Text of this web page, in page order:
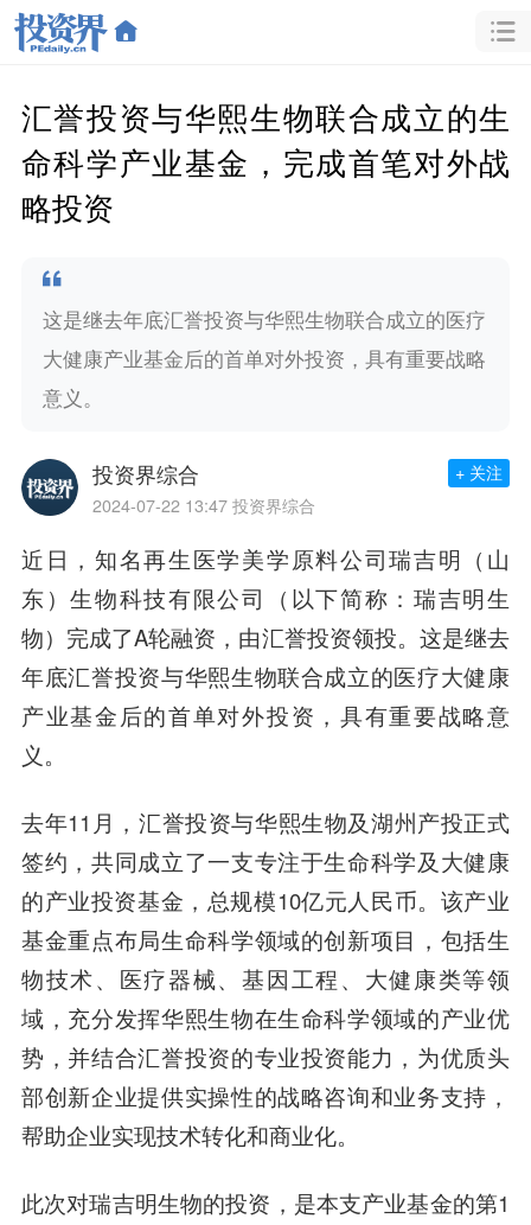
汇誉投资与华熙生物联合成立的生
命科学产业基金，完成首笔对外战
略投资
这是继去年底汇誉投资与华熙生物联合成立的医疗
大健康产业基金后的首单对外投资，具有重要战略
意义。
投资界综合
2024-07-22 13:47 投资界综合
+ 关注
近日，知名再生医学美学原料公司瑞吉明（山
东）生物科技有限公司（以下简称：瑞吉明生
物）完成了A轮融资，由汇誉投资领投。这是继去
年底汇誉投资与华熙生物联合成立的医疗大健康
产业基金后的首单对外投资，具有重要战略意
义。
去年11月，汇誉投资与华熙生物及湖州产投正式
签约，共同成立了一支专注于生命科学及大健康
的产业投资基金，总规模10亿元人民币。该产业
基金重点布局生命科学领域的创新项目，包括生
物技术、医疗器械、基因工程、大健康类等领
域，充分发挥华熙生物在生命科学领域的产业优
势，并结合汇誉投资的专业投资能力，为优质头
部创新企业提供实操性的战略咨询和业务支持，
帮助企业实现技术转化和商业化。
此次对瑞吉明生物的投资，是本支产业基金的第1